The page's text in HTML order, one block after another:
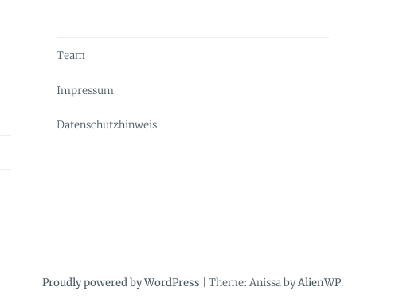
Team
Impressum
Datenschutzhinweis
Proudly powered by WordPress Theme: Anissa byAlienWP.